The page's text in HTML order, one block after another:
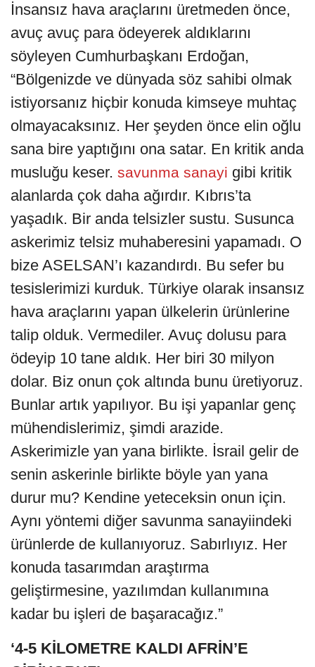
İnsansız hava araçlarını üretmeden önce,
avuç avuç para ödeyerek aldıklarını
söyleyen Cumhurbaşkanı Erdoğan,
“Bölgenizde ve dünyada söz sahibi olmak
istiyorsanız hiçbir konuda kimseye muhtaç
olmayacaksınız. Her şeyden önce elin oğlu
sana bire yaptığını ona satar. En kritik anda
musluğu keser. savunma sanayi gibi kritik
alanlarda çok daha ağırdır. Kıbrıs’ta
yaşadık. Bir anda telsizler sustu. Susunca
askerimiz telsiz muhaberesini yapamadı. O
bize ASELSAN’ı kazandırdı. Bu sefer bu
tesislerimizi kurduk. Türkiye olarak insansız
hava araçlarını yapan ülkelerin ürünlerine
talip olduk. Vermediler. Avuç dolusu para
ödeyip 10 tane aldık. Her biri 30 milyon
dolar. Biz onun çok altında bunu üretiyoruz.
Bunlar artık yapılıyor. Bu işi yapanlar genç
mühendislerimiz, şimdi arazide.
Askerimizle yan yana birlikte. İsrail gelir de
senin askerinle birlikte böyle yan yana
durur mu? Kendine yeteceksin onun için.
Aynı yöntemi diğer savunma sanayiindeki
ürünlerde de kullanıyoruz. Sabırlıyız. Her
konuda tasarımdan araştırma
geliştirmesine, yazılımdan kullanımına
kadar bu işleri de başaracağız.”
‘4-5 KİLOMETRE KALDI AFRİN’E